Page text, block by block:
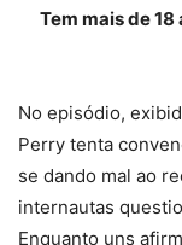
Tem mais de
No episódio,
Perry tenta
se dando mal ao
internautas
Enquanto uns